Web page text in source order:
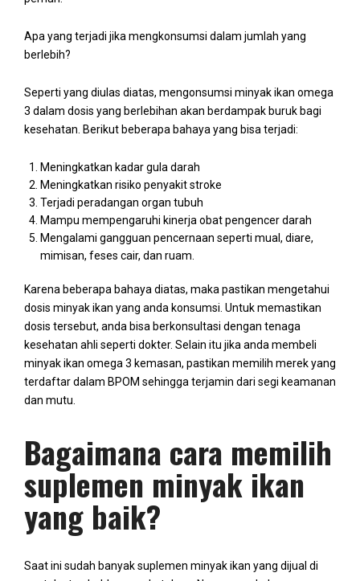
Apa yang terjadi jika mengkonsumsi dalam jumlah yang
berlebih?
Seperti yang diulas diatas, mengonsumsi minyak ikan omega
3 dalam dosis yang berlebihan akan berdampak buruk bagi
kesehatan. Berikut beberapa bahaya yang bisa terjadi:
Meningkatkan kadar gula darah
Meningkatkan risiko penyakit stroke
Terjadi peradangan organ tubuh
Mampu mempengaruhi kinerja obat pengencer darah
Mengalami gangguan pencernaan seperti mual, diare,
mimisan, feses cair, dan ruam.
Karena beberapa bahaya diatas, maka pastikan mengetahui
dosis minyak ikan yang anda konsumsi. Untuk memastikan
dosis tersebut, anda bisa berkonsultasi dengan tenaga
kesehatan ahli seperti dokter. Selain itu jika anda membeli
minyak ikan omega 3 kemasan, pastikan memilih merek yang
terdaftar dalam BPOM sehingga terjamin dari segi keamanan
dan mutu.
Bagaimana cara memilih
suplemen minyak ikan
yang baik?
Saat ini sudah banyak suplemen minyak ikan yang dijual di